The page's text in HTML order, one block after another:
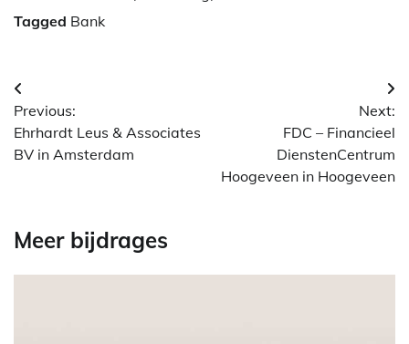
Tagged Bank
Berichtnavigatie
Previous:
Ehrhardt Leus & Associates
BV in Amsterdam
Next:
FDC – Financieel
DienstenCentrum
Hoogeveen in Hoogeveen
Meer bijdrages